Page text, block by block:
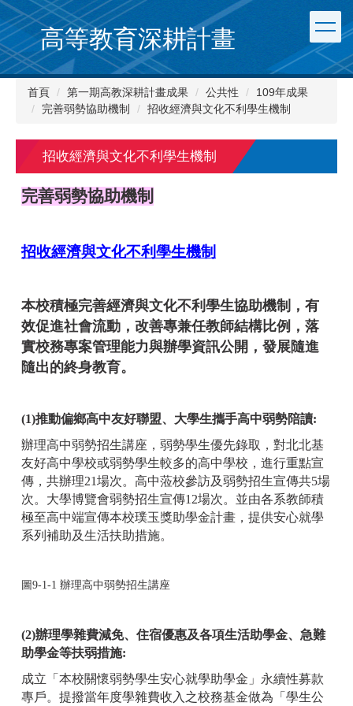
跳
到
主
要
內
高等教育深耕計畫
首頁 第一期高教深耕計畫成果 公共性
109年成果
完善弱勢協助機制
招收經濟與文化不利學生機制
招收經濟與文化不利學生機制
完善弱勢協助機制
招收經濟與文化不利學生機制
本校積極完善經濟與文化不利學生協助機制，有
效促進社會流動，改善專兼任教師結構比例，落
實校務專案管理能力與辦學資訊公開，發展隨進
隨出的終身教育。
(1)推動偏鄉高中友好聯盟、大學生攜手高中弱勢陪讀:
辦理高中弱勢招生講座，弱勢學生優先錄取，對北北基
友好高中學校或弱勢學生較多的高中學校，進行重點宣
傳，共辦理21場次。高中蒞校參訪及弱勢招生宣傳共5場
次。大學博覽會弱勢招生宣傳12場次。並由各系教師積
極至高中端宣傳本校璞玉獎助學金計畫，提供安心就學
系列補助及生活扶助措施。
圖9-1-1 辦理高中弱勢招生講座
(2)辦理學雜費減免、住宿優惠及各項生活助學金、急難
助學金等扶弱措施:
成立「本校關懷弱勢學生安心就學助學金」永續性募款
專戶。提撥當年度學雜費收入之校務基金做為「學生公